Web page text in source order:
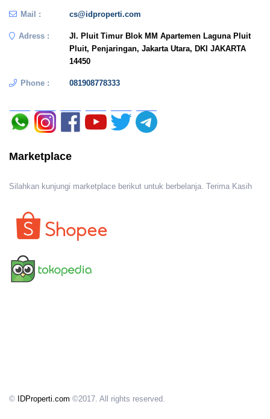
Mail : cs@idproperti.com
Adress :
Jl. Pluit Timur Blok MM Apartemen Laguna Pluit
Pluit, Penjaringan, Jakarta Utara, DKI JAKARTA
14450
Phone : 081908778333
Marketplace
Silahkan kunjungi marketplace berikut untuk berbelanja. Terima Kasih
© IDProperti.com ©2017. All rights reserved.